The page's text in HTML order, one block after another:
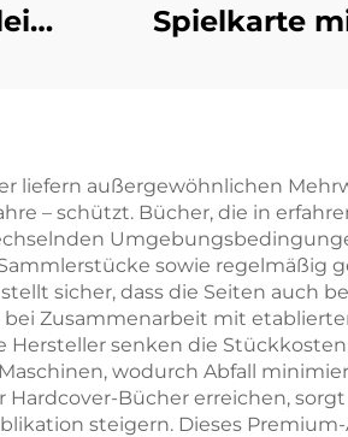
Spielkarte
PVC-
liefern außergewöhnlichen
– schützt. Bücher, die in
sowie regelmäßig
sicher, dass die Seiten auch
Zusammenarbeit mit
senken die
wodurch Abfall
Hardcover-Bücher erreichen,
steigern. Dieses